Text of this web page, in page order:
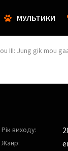
МУЛЬТИКИ
III: Jung gik mou
Рік виходу:
Жанр: